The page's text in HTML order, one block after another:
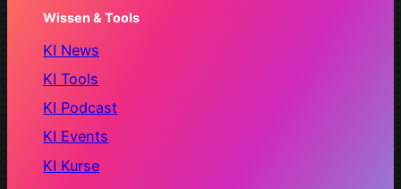
Wissen & Tools
KI News
KI Tools
KI Podcast
KI Events
KI Kurse